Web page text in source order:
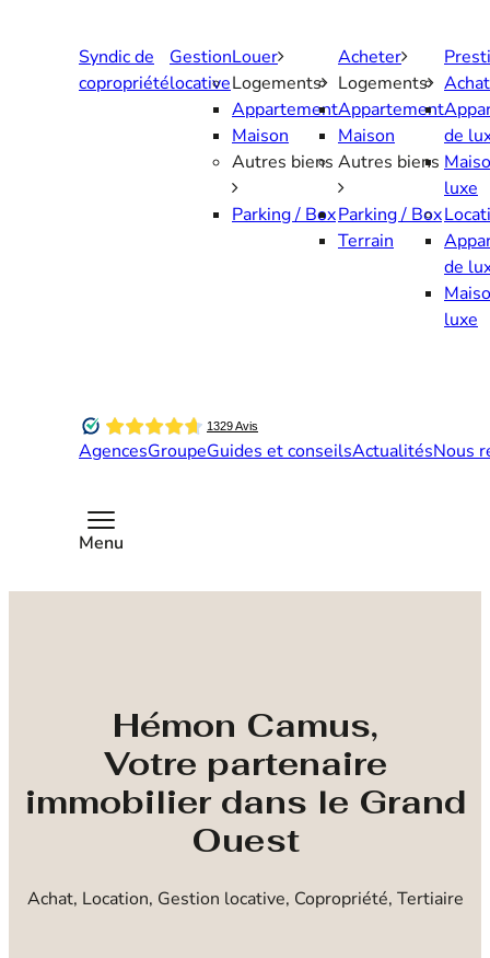
Syndic de
copropriété
Gestion
locative
Louer
Logements
Appartement
Maison
Autres biens
Parking / Box
Acheter
Logements
Appartement
Maison
Autres biens
Parking / Box
Terrain
Achat
de
luxe
de
luxe
AgencesGroupeGuides et conseilsActualitésNous
Menu
Hémon Camus,
Votre partenaire
immobilier dans le Grand
Ouest
Achat, Location, Gestion locative, Copropriété, Tertiaire